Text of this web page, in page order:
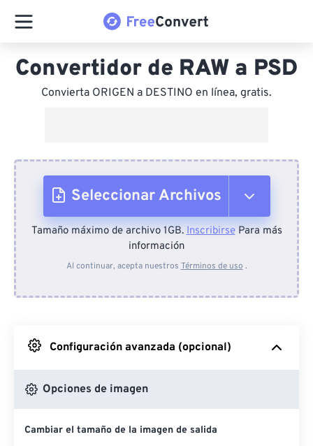
Convertidor de RAW a PSD
Convierta ORIGEN a DESTINO en línea, gratis.
Seleccionar Archivos
Desde el dispositivo
Desde Google Drive
Desde OneDrive
Desde URL
Tamaño máximo de archivo 1GB.InscribirsePara más
información
Al continuar, acepta nuestros Términos de uso .
Configuración avanzada (opcional)
Opciones de imagen
Cambiar el tamaño de la imagen de salida